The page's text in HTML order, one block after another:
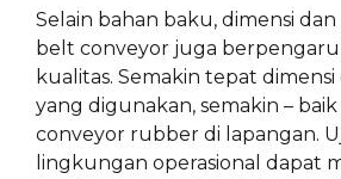
Selain bahan baku, dimensi
belt conveyor juga
kualitas. Semakin tepat
yang digunakan, semakin –
conveyor rubber di lapangan.
lingkungan operasional dapat